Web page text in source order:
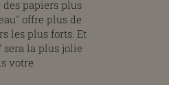
papiers plus
offre plus de
les plus forts. Et
sera la plus jolie
votre